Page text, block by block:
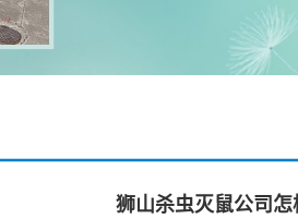
狮山杀虫灭鼠公司怎